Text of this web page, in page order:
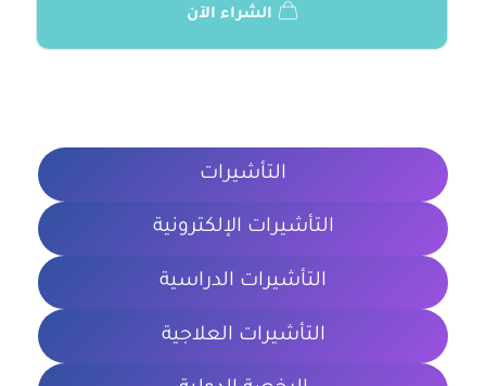
الشراء الآن
التأشيرات
التأشيرات الإلكترونية
التأشيرات الدراسية
التأشيرات العلاجية